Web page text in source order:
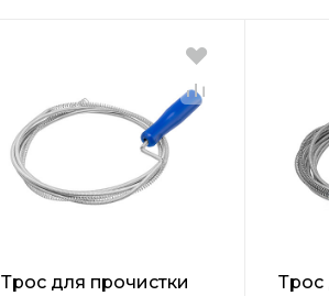
Трос для прочистки
Трос